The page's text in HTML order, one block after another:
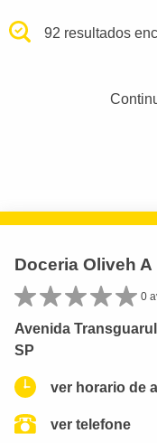
92 resultados
Doceria Oliveh A
0
Avenida
SP
ver horario de
ver telefone